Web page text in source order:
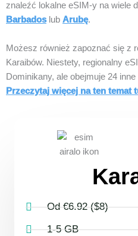
znaleźć lokalne eSIM-y na wiele
Barbadoslub Arubę.
Możesz również zapoznać się z
Karaibów. Niestety, regionalny
Dominikany, ale obejmuje 24
Przeczytaj więcej na ten temat
Od €6.92 ($8)
1-5 GB